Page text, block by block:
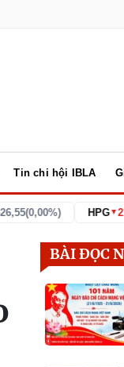
Tin chi hội IBLA
HPG▼ 21,85(-
BÀI ĐỌC